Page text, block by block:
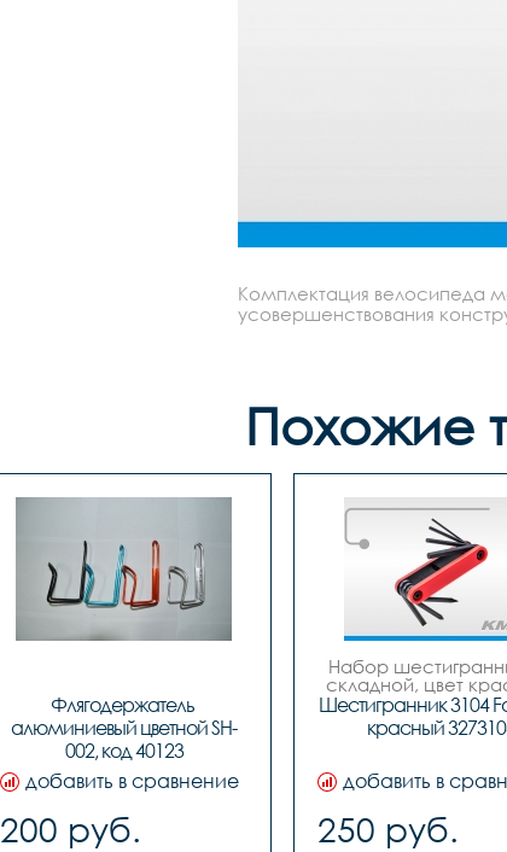
Комплектация велосипеда
усовершенствования
Похожие
Флягодержатель
алюминиевый цветной SH-
002, код 40123
добавить в сравнение
200 руб.
Набор
складной, цвет
шестигранники 2/
мм, плоская и
отвертка.
Шестигранник 3104
красный
добавить в
250 руб.